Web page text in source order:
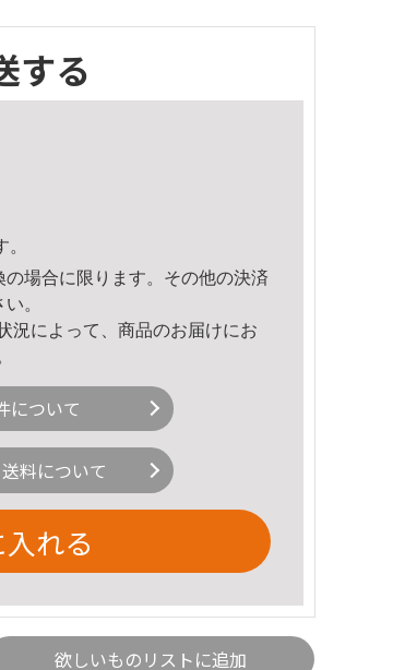
する
場合に限ります。その他の決済
。
況によって、商品のお届けにお
について
料について
れる
欲しいものリストに追加